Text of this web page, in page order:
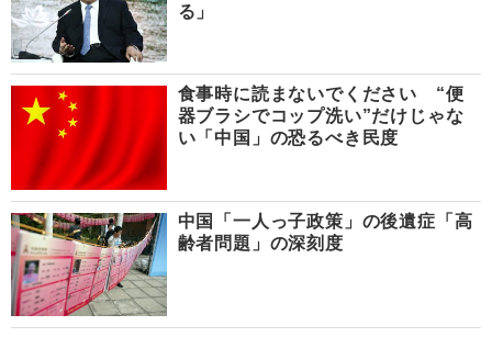
る」
食事時に読まないでください “便
器ブラシでコップ洗い”だけじゃな
い「中国」の恐るべき民度
中国「一人っ子政策」の後遺症「高
齢者問題」の深刻度